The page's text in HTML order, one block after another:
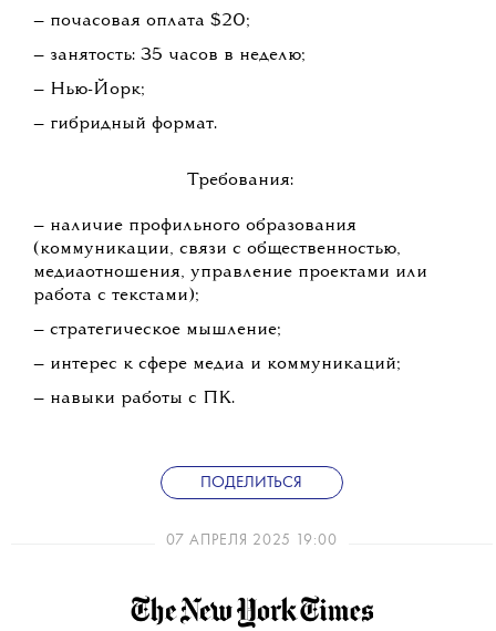
— почасовая оплата $20;
— занятость: 35 часов в неделю;
— Нью-Йорк;
— гибридный формат.
Требования:
— наличие профильного образования
(коммуникации, связи с общественностью,
медиаотношения, управление проектами или
работа с текстами);
— стратегическое мышление;
— интерес к сфере медиа и коммуникаций;
— навыки работы с ПК.
ПОДЕЛИТЬСЯ
07 АПРЕЛЯ 2025 19:00